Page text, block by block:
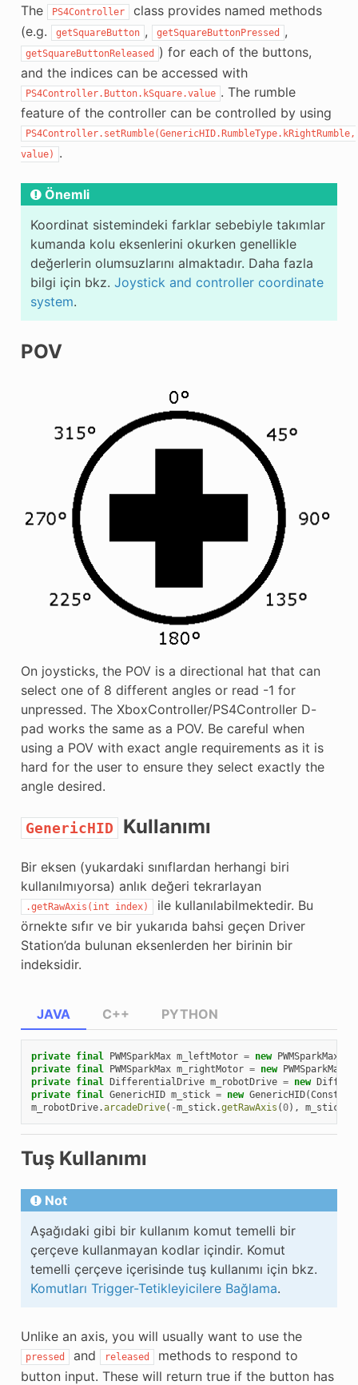
The PS4Controller
class provides named methods
(e.g.
getSquareButton , getSquareButtonPressed ,
getSquareButtonReleased
) for each of the buttons,
and the indices can be accessed with
PS4Controller.Button.kSquare.value . The rumble
feature of the controller can be controlled by using
PS4Controller.setRumble(GenericHID.RumbleType.kRightRumble,
value)
.
Önemli
Koordinat sistemindeki farklar sebebiyle takımlar
kumanda kolu eksenlerini okurken genellikle
değerlerin olumsuzlarını almaktadır. Daha fazla
bilgi için bkz. Joystick and controller coordinate
system.
POV
On joysticks, the POV is a directional hat that can
select one of 8 different angles or read -1 for
unpressed. The XboxController/PS4Controller D-
pad works the same as a POV. Be careful when
using a POV with exact angle requirements as it is
hard for the user to ensure they select exactly the
angle desired.
GenericHID Kullanımı
Bir eksen (yukardaki sınıflardan herhangi biri
kullanılmıyorsa) anlık değeri tekrarlayan
.getRawAxis(int index)
ile kullanılabilmektedir. Bu
örnekte sıfır ve bir yukarıda bahsi geçen Driver
Station’da bulunan eksenlerden her birinin bir
indeksidir.
JAVA
private final PWMSparkMax m_leftMotor = new PWMSparkMax
private final PWMSparkMax m_rightMotor = new PWMSparkMax
private final DifferentialDrive m_robotDrive = new
private final GenericHID m_stick = new GenericHID(
m_robotDrive.arcadeDrive( -m_stick.getRawAxis (0), m_stick
C++ PYTHON
Tuş Kullanımı
Not
Aşağıdaki gibi bir kullanım komut temelli bir
çerçeve kullanmayan kodlar içindir. Komut
temelli çerçeve içerisinde tuş kullanımı için bkz.
Komutları Trigger-Tetikleyicilere Bağlama.
Unlike an axis, you will usually want to use the
pressed and released
methods to respond to
button input. These will return true if the button has